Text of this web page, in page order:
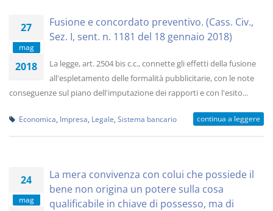
27
mag
2018
Fusione e concordato preventivo. (Cass. Civ.,
Sez. I, sent. n. 1181 del 18 gennaio 2018)
La legge, art. 2504 bis c.c., connette gli effetti della fusione
all'espletamento delle formalità pubblicitarie, con le note
conseguenze sul piano dell'imputazione dei rapporti e con l'esito...
Economica Impresa Legale Sistema bancario continua a leggere
24
mag
La mera convivenza con colui che possiede il
bene non origina un potere sulla cosa
qualificabile in chiave di possesso, ma di